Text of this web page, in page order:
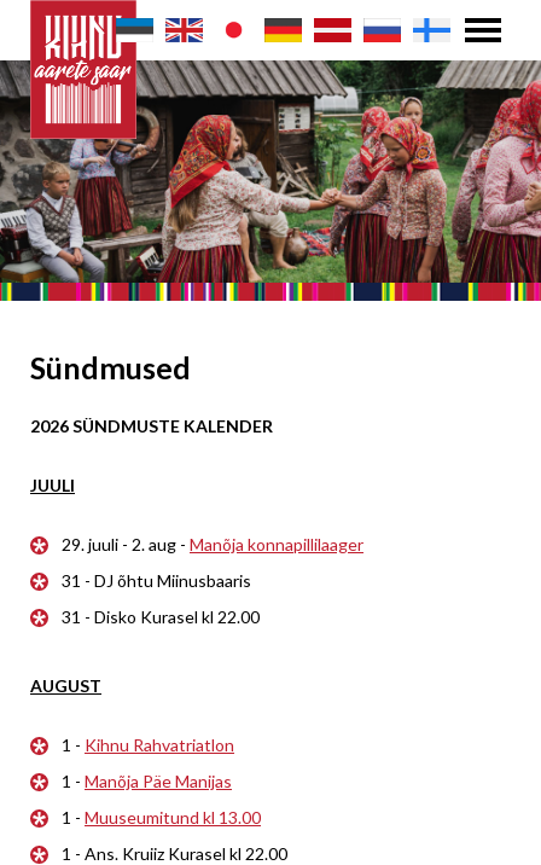
Sündmused
2026 SÜNDMUSTE KALENDER
JUULI
29. juuli - 2. aug - Manõja konnapillilaager
31 - DJ õhtu Miinusbaaris
31 - Disko Kurasel kl 22.00
AUGUST
1 - Kihnu Rahvatriatlon
1 - Manõja Päe Manijas
1 - Muuseumitund kl 13.00
1 - Ans. Kruiiz Kurasel kl 22.00